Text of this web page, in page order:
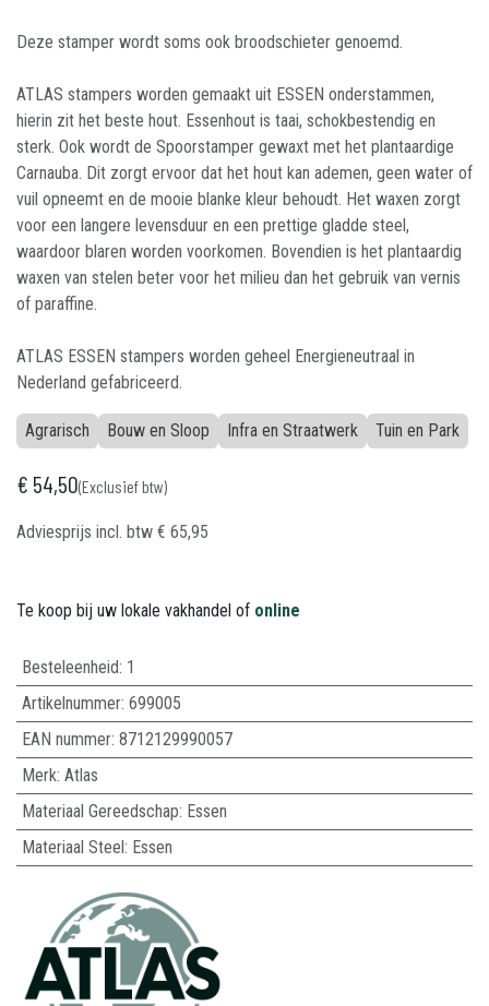
Deze stamper wordt soms ook broodschieter genoemd.
ATLAS stampers worden gemaakt uit ESSEN onderstammen,
hierin zit het beste hout. Essenhout is taai, schokbestendig en
sterk. Ook wordt de Spoorstamper gewaxt met het plantaardige
Carnauba. Dit zorgt ervoor dat het hout kan ademen, geen water of
vuil opneemt en de mooie blanke kleur behoudt. Het waxen zorgt
voor een langere levensduur en een prettige gladde steel,
waardoor blaren worden voorkomen. Bovendien is het plantaardig
waxen van stelen beter voor het milieu dan het gebruik van vernis
of paraffine.
ATLAS ESSEN stampers worden geheel Energieneutraal in
Nederland gefabriceerd.
Agrarisch Bouw en Sloop Infra en Straatwerk Tuin en Park
€ 54,50(Exclusief btw)
Adviesprijs incl. btw € 65,95
Te koop bij uw lokale vakhandel of online
Besteleenheid: 1
Artikelnummer: 699005
EAN nummer: 8712129990057
Merk: Atlas
Materiaal Gereedschap: Essen
Materiaal Steel: Essen